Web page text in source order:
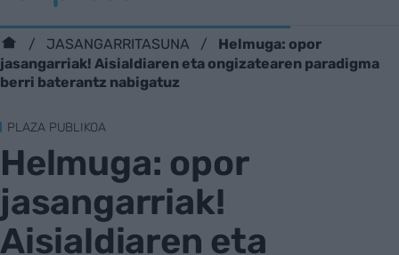
JASANGARRITASUNA
Helmuga: opor
jasangarriak! Aisialdiaren eta ongizatearen paradigma
berri baterantz nabigatuz
PLAZA PUBLIKOA
Helmuga: opor
jasangarriak!
Aisialdiaren eta